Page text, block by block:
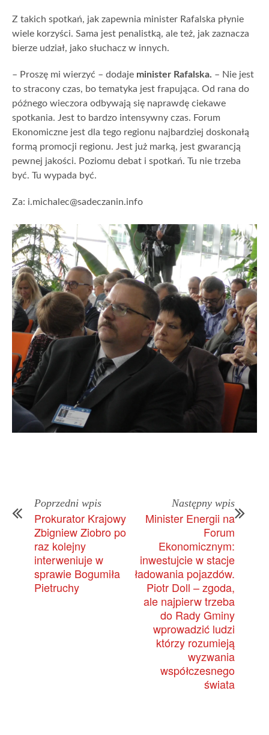
Z takich spotkań, jak zapewnia minister Rafalska płynie
wiele korzyści. Sama jest penalistką, ale też, jak zaznacza
bierze udział, jako słuchacz w innych.
– Proszę mi wierzyć – dodaje minister Rafalska. – Nie jest
to stracony czas, bo tematyka jest frapująca. Od rana do
późnego wieczora odbywają się naprawdę ciekawe
spotkania. Jest to bardzo intensywny czas. Forum
Ekonomiczne jest dla tego regionu najbardziej doskonałą
formą promocji regionu. Jest już marką, jest gwarancją
pewnej jakości. Poziomu debat i spotkań. Tu nie trzeba
być. Tu wypada być.
Za: i.michalec@sadeczanin.info
Poprzedni wpis
Prokurator Krajowy
Zbigniew Ziobro po
raz kolejny
interweniuje w
sprawie Bogumiła
Pietruchy
Następny wpis
Minister Energii na
Forum
Ekonomicznym:
inwestujcie w stacje
ładowania pojazdów.
Piotr Doll – zgoda,
ale najpierw trzeba
do Rady Gminy
wprowadzić ludzi
którzy rozumieją
wyzwania
współczesnego
świata